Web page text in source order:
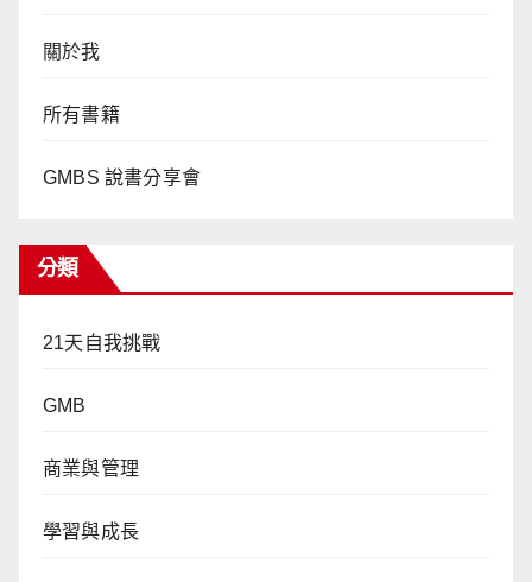
關於我
所有書籍
GMBS 說書分享會
分類
21天自我挑戰
GMB
商業與管理
學習與成長